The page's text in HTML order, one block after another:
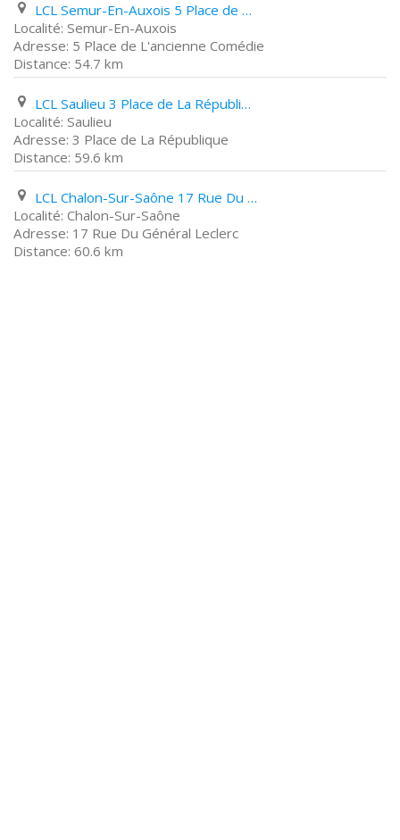
LCL Semur-En-Auxois 5 Place de L'ancienne Comédie
Semur-En-Auxois
5 Place de L'ancienne Comédie
54.7 km
LCL Saulieu 3 Place de La République
Saulieu
3 Place de La République
59.6 km
LCL Chalon-Sur-Saône 17 Rue Du Général Leclerc
Chalon-Sur-Saône
17 Rue Du Général Leclerc
60.6 km